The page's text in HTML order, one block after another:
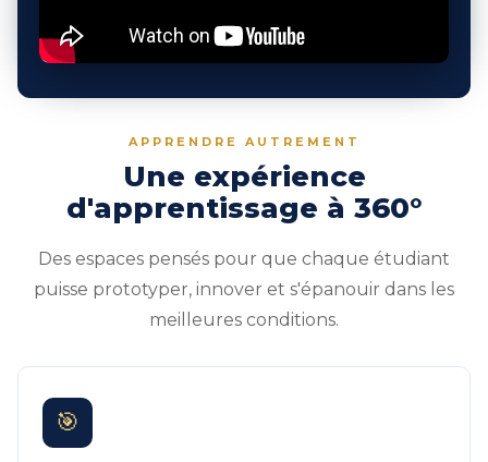
APPRENDRE AUTREMENT
Une expérience
d'apprentissage à 360°
Des espaces pensés pour que chaque étudiant
puisse prototyper, innover et s'épanouir dans les
meilleures conditions.
🎯